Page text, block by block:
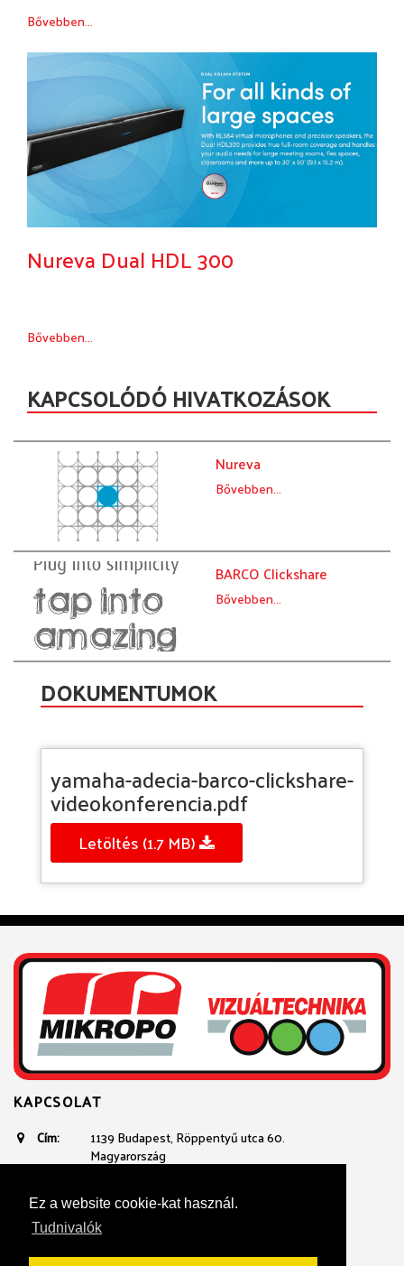
Ez a website cookie-kat használ.
Tudnivalók
Bővebben...
Nureva Dual HDL 300
Bővebben...
KAPCSOLÓDÓ HIVATKOZÁSOK
Nureva
Bővebben...
BARCO Clickshare
Bővebben...
DOKUMENTUMOK
yamaha-adecia-barco-clickshare-
videokonferencia.pdf
Letöltés (1.7 MB)
KAPCSOLAT
Cím:
1139 Budapest, Röppentyű utca 60.
Magyarország
Telefon: +361 236 3100
+36 20 934 23 40